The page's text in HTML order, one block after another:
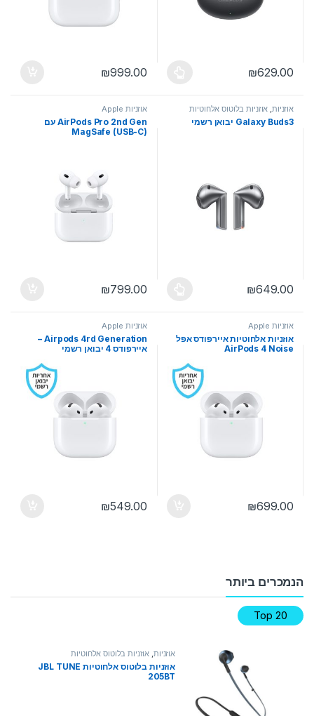
₪629.00
למוצר זה יש מספר סוגים. ניתן לבחור את האפשרויות בעמוד המוצר
₪999.00
אוזניות, אוזניות בלוטוס אלחוטיות
Galaxy Buds3 יבואן רשמי
₪649.00
למוצר זה יש מספר סוגים. ניתן לבחור את האפשרויות בעמוד המוצר
אוזניות Apple
AirPods Pro 2nd Gen עם
MagSafe (USB-C)
₪799.00
אוזניות Apple
אוזניות אלחוטיות איירפודס אפל
AirPods 4 Noise
₪699.00
אוזניות Apple
Airpods 4rd Generation –
איירפודס 4 יבואן רשמי
₪549.00
הנמכרים ביותר
Top 20
אוזניות, אוזניות בלוטוס אלחוטיות
אוזניות בלוטוס אלחוטיות JBL TUNE
205BT